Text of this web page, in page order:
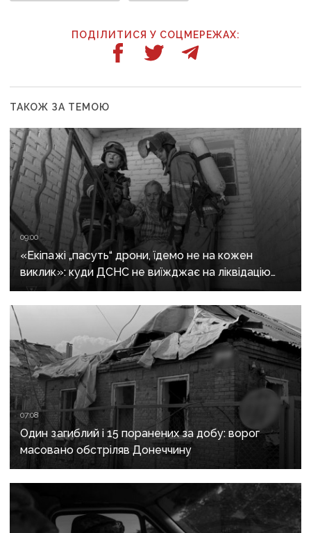
ПОДІЛИТИСЯ У СОЦМЕРЕЖАХ:
ТАКОЖ ЗА ТЕМОЮ
09:00
«Екіпажі „пасуть“ дрони, їдемо не на кожен
виклик»: куди ДСНС не виїжджає на ліквідацію
надзвичайних ситуацій у Краматорську
та Слов’янську
07:08
Один загиблий і 15 поранених за добу: ворог
масовано обстріляв Донеччину